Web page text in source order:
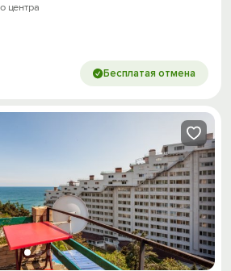
центра
Бесплатая отмена